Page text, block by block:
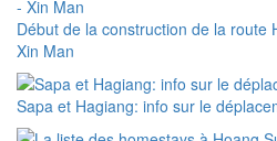
Début de la construction de la route
Xin Man
Sapa et Hagiang: info sur le